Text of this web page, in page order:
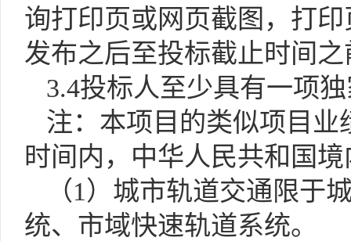
询打印页或网页截图 ，打印
发布之后至投标截止时间 之
3.4投标人至少具有一项
注：本项目的类似项目
时间内，中华人民共和国
（1）城市轨道交通限于
统、市域快速轨道系统。